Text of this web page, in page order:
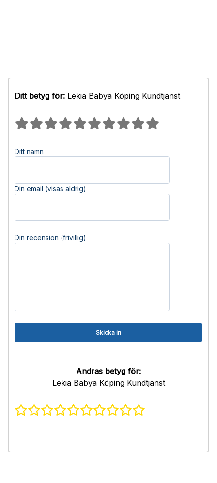
Ditt betyg för: Lekia Babya Köping Kundtjänst
Ditt namn
Din email (visas aldrig)
Din recension (frivillig)
Andras betyg för:
Lekia Babya Köping Kundtjänst